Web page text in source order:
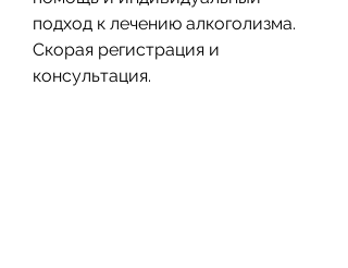
подход к лечению алкоголизма.
Скорая регистрация и
консультация.